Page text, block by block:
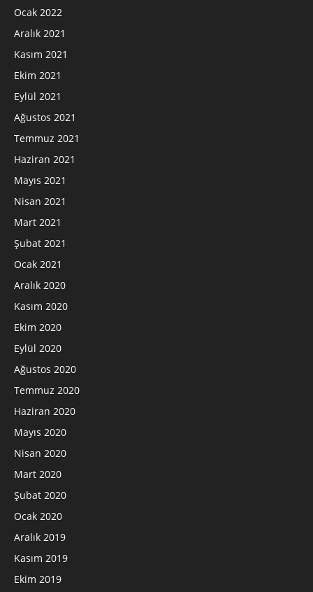
Ocak 2022
Aralık 2021
Kasım 2021
Ekim 2021
Eylül 2021
Ağustos 2021
Temmuz 2021
Haziran 2021
Mayıs 2021
Nisan 2021
Mart 2021
Şubat 2021
Ocak 2021
Aralık 2020
Kasım 2020
Ekim 2020
Eylül 2020
Ağustos 2020
Temmuz 2020
Haziran 2020
Mayıs 2020
Nisan 2020
Mart 2020
Şubat 2020
Ocak 2020
Aralık 2019
Kasım 2019
Ekim 2019